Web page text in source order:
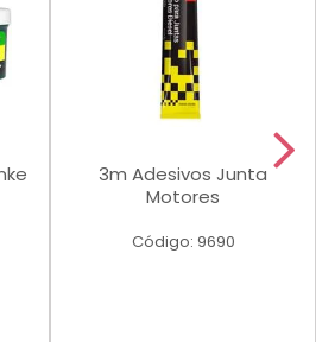
3m Adesivos Junta
Motores
Código: 9690